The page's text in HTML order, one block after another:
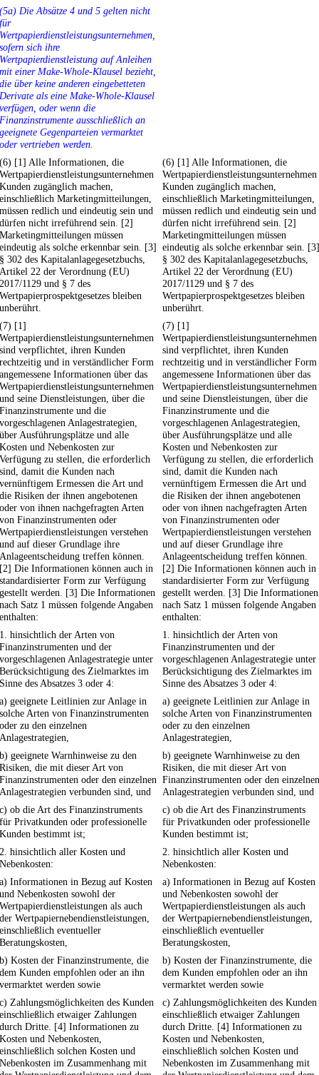
(5a) Die Absätze 4 und 5 gelten nicht
für
Wertpapierdienstleistungsunternehmen,
sofern sich ihre
Wertpapierdienstleistung auf Anleihen
mit einer Make-Whole-Klausel bezieht,
die über keine anderen eingebetteten
Derivate als eine Make-Whole-Klausel
verfügen, oder wenn die
Finanzinstrumente ausschließlich an
geeignete Gegenparteien vermarktet
oder vertrieben werden.
(6) [1] Alle Informationen, die
Wertpapierdienstleistungsunternehmen
Kunden zugänglich machen,
einschließlich Marketingmitteilungen,
müssen redlich und eindeutig sein und
dürfen nicht irreführend sein. [2]
Marketingmitteilungen müssen
eindeutig als solche erkennbar sein. [3]
§ 302 des Kapitalanlagegesetzbuchs,
Artikel 22 der Verordnung (EU)
2017/1129 und § 7 des
Wertpapierprospektgesetzes bleiben
unberührt.
(6) [1] Alle Informationen, die
Wertpapierdienstleistungsunternehmen
Kunden zugänglich machen,
einschließlich Marketingmitteilungen,
müssen redlich und eindeutig sein und
dürfen nicht irreführend sein. [2]
Marketingmitteilungen müssen
eindeutig als solche erkennbar sein. [3]
§ 302 des Kapitalanlagegesetzbuchs,
Artikel 22 der Verordnung (EU)
2017/1129 und § 7 des
Wertpapierprospektgesetzes bleiben
unberührt.
(7) [1]
Wertpapierdienstleistungsunternehmen
sind verpflichtet, ihren Kunden
rechtzeitig und in verständlicher Form
angemessene Informationen über das
Wertpapierdienstleistungsunternehmen
und seine Dienstleistungen, über die
Finanzinstrumente und die
vorgeschlagenen Anlagestrategien,
über Ausführungsplätze und alle
Kosten und Nebenkosten zur
Verfügung zu stellen, die erforderlich
sind, damit die Kunden nach
vernünftigem Ermessen die Art und
die Risiken der ihnen angebotenen
oder von ihnen nachgefragten Arten
von Finanzinstrumenten oder
Wertpapierdienstleistungen verstehen
und auf dieser Grundlage ihre
Anlageentscheidung treffen können.
[2] Die Informationen können auch in
standardisierter Form zur Verfügung
gestellt werden. [3] Die Informationen
nach Satz 1 müssen folgende Angaben
enthalten:
(7) [1]
Wertpapierdienstleistungsunternehmen
sind verpflichtet, ihren Kunden
rechtzeitig und in verständlicher Form
angemessene Informationen über das
Wertpapierdienstleistungsunternehmen
und seine Dienstleistungen, über die
Finanzinstrumente und die
vorgeschlagenen Anlagestrategien,
über Ausführungsplätze und alle
Kosten und Nebenkosten zur
Verfügung zu stellen, die erforderlich
sind, damit die Kunden nach
vernünftigem Ermessen die Art und
die Risiken der ihnen angebotenen
oder von ihnen nachgefragten Arten
von Finanzinstrumenten oder
Wertpapierdienstleistungen verstehen
und auf dieser Grundlage ihre
Anlageentscheidung treffen können.
[2] Die Informationen können auch in
standardisierter Form zur Verfügung
gestellt werden. [3] Die Informationen
nach Satz 1 müssen folgende Angaben
enthalten:
1. hinsichtlich der Arten von
Finanzinstrumenten und der
vorgeschlagenen Anlagestrategie unter
Berücksichtigung des Zielmarktes im
Sinne des Absatzes 3 oder 4:
1. hinsichtlich der Arten von
Finanzinstrumenten und der
vorgeschlagenen Anlagestrategie unter
Berücksichtigung des Zielmarktes im
Sinne des Absatzes 3 oder 4:
a) geeignete Leitlinien zur Anlage in
solche Arten von Finanzinstrumenten
oder zu den einzelnen
Anlagestrategien,
a) geeignete Leitlinien zur Anlage in
solche Arten von Finanzinstrumenten
oder zu den einzelnen
Anlagestrategien,
b) geeignete Warnhinweise zu den
Risiken, die mit dieser Art von
Finanzinstrumenten oder den einzelnen
Anlagestrategien verbunden sind, und
b) geeignete Warnhinweise zu den
Risiken, die mit dieser Art von
Finanzinstrumenten oder den einzelnen
Anlagestrategien verbunden sind, und
c) ob die Art des Finanzinstruments
für Privatkunden oder professionelle
Kunden bestimmt ist;
c) ob die Art des Finanzinstruments
für Privatkunden oder professionelle
Kunden bestimmt ist;
2. hinsichtlich aller Kosten und
Nebenkosten:
2. hinsichtlich aller Kosten und
Nebenkosten:
a) Informationen in Bezug auf Kosten
und Nebenkosten sowohl der
Wertpapierdienstleistungen als auch
der Wertpapiernebendienstleistungen,
einschließlich eventueller
Beratungskosten,
a) Informationen in Bezug auf Kosten
und Nebenkosten sowohl der
Wertpapierdienstleistungen als auch
der Wertpapiernebendienstleistungen,
einschließlich eventueller
Beratungskosten,
b) Kosten der Finanzinstrumente, die
dem Kunden empfohlen oder an ihn
vermarktet werden sowie
b) Kosten der Finanzinstrumente, die
dem Kunden empfohlen oder an ihn
vermarktet werden sowie
c) Zahlungsmöglichkeiten des Kunden
einschließlich etwaiger Zahlungen
durch Dritte. [4] Informationen zu
Kosten und Nebenkosten,
einschließlich solchen Kosten und
Nebenkosten im Zusammenhang mit
c) Zahlungsmöglichkeiten des Kunden
einschließlich etwaiger Zahlungen
durch Dritte. [4] Informationen zu
Kosten und Nebenkosten,
einschließlich solchen Kosten und
Nebenkosten im Zusammenhang mit